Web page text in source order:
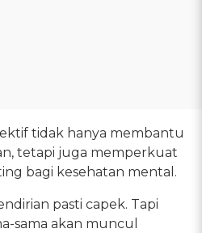
tidak hanya membantu
tetapi juga memperkuat
bagi kesehatan mental.
pasti capek. Tapi
sama akan muncul